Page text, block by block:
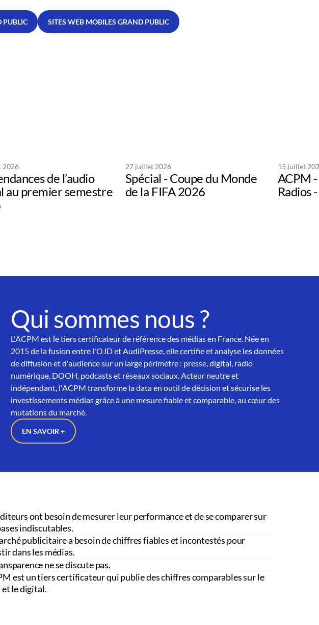
PUBLIC SITES WEB MOBILES GRAND PUBLIC
2026
de l’audio
au premier semestre
27 juillet 2026
Spécial - Coupe du Monde
de la FIFA 2026
15 juillet
ACPM
Radios
Qui sommes nous ?
L'ACPM est le tiers certificateur de référence des médias en France. Née en
2015 de la fusion entre l'OJD et AudiPresse, elle certifie et analyse les données
de diffusion et d'audience sur un large périmètre : presse, digital, radio
numérique, DOOH, podcasts et réseaux sociaux. Acteur neutre et
indépendant, l'ACPM transforme la data en outil de décision et sécurise les
investissements médias grâce à une mesure fiable et comparable, au cœur des
mutations du marché.
EN SAVOIR +
ont besoin de mesurer leur performance et de se comparer sur
indiscutables.
publicitaire a besoin de chiffres fiables et incontestés pour
dans les médias.
ne se discute pas.
est un tiers certificateur qui publie des chiffres comparables sur le
le digital.